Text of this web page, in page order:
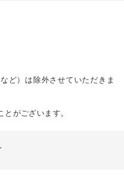
ど）は除外させていただきま
がございます。